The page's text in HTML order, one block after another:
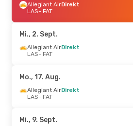
Allegiant AirDirekt
LAS- FAT
Mi., 2. Sept.
Allegiant AirDirekt
LAS- FAT
Mo., 17. Aug.
Allegiant AirDirekt
LAS- FAT
Mi., 9. Sept.